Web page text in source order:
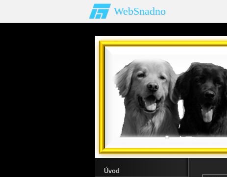
WebSnadno
Úvod